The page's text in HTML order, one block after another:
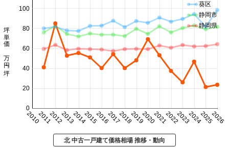
20102011201220132014201520162017201820192020202120222023202420252026
0
20
40
60
80
100
坪単価 万円/坪
葵区
静岡市
静岡県
北 中古一戸建て価格相場 推移・動向